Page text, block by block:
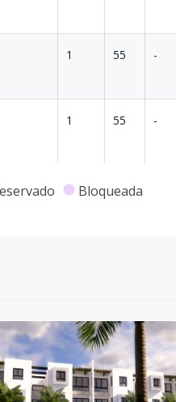
1 55 -
1 55 -
1 55
1 55 -
Bloqueada